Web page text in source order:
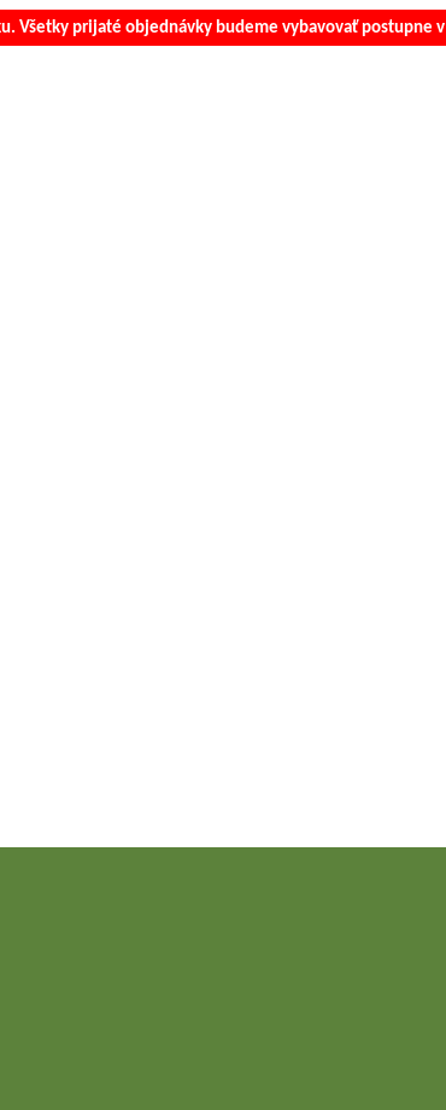
Všetky prijaté objednávky budeme vybavovať postupne